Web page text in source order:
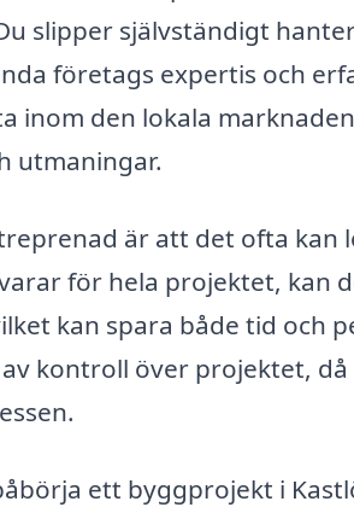
slipper självständigt
företags expertis och
inom den lokala
utmaningar.
är att det ofta kan
för hela projektet, kan
kan spara både tid och
kontroll över projektet,
ett byggprojekt i